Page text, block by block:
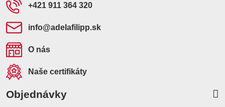
+421 911 364 320
info​@adelafilipp​.sk
O nás
Naše certifikáty
Objednávky